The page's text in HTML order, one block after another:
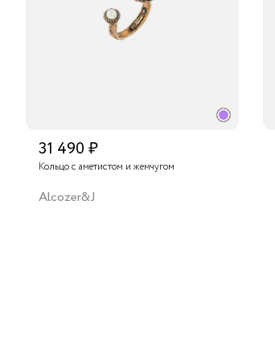
31 490 ₽
Кольцо с аметистом и жемчугом
Alcozer&J